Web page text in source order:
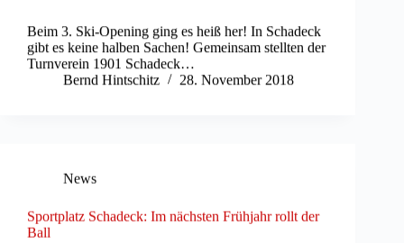
Beim 3. Ski-Opening ging es heiß her! In Schadeck
gibt es keine halben Sachen! Gemeinsam stellten der
Turnverein 1901 Schadeck…
Bernd Hintschitz
28. November 2018
News
Sportplatz Schadeck: Im nächsten Frühjahr rollt der
Ball